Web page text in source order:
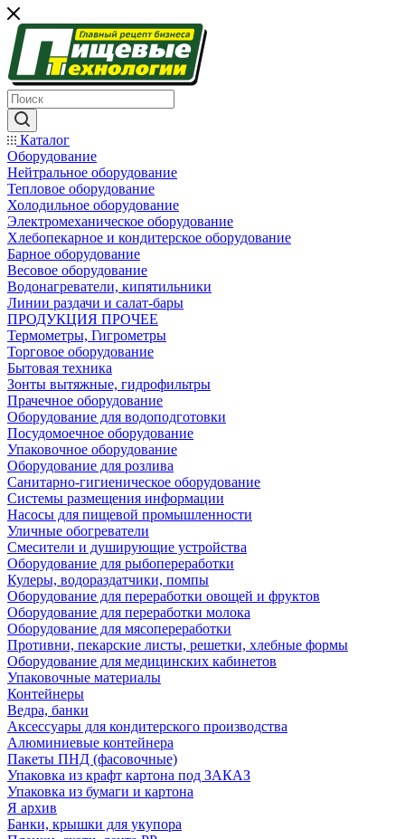
Каталог
Оборудование
Нейтральное оборудование
Тепловое оборудование
Холодильное оборудование
Электромеханическое оборудование
Хлебопекарное и кондитерское оборудование
Барное оборудование
Весовое оборудование
Водонагреватели, кипятильники
Линии раздачи и салат-бары
ПРОДУКЦИЯ ПРОЧЕЕ
Термометры, Гигрометры
Торговое оборудование
Бытовая техника
Зонты вытяжные, гидрофильтры
Прачечное оборудование
Оборудование для водоподготовки
Посудомоечное оборудование
Упаковочное оборудование
Оборудование для розлива
Санитарно-гигиеническое оборудование
Системы размещения информации
Насосы для пищевой промышленности
Уличные обогреватели
Смесители и душирующие устройства
Оборудование для рыбопереработки
Кулеры, водораздатчики, помпы
Оборудование для переработки овощей и фруктов
Оборудование для переработки молока
Оборудование для мясопереработки
Противни, пекарские листы, решетки, хлебные формы
Оборудование для медицинских кабинетов
Упаковочные материалы
Контейнеры
Ведра, банки
Аксессуары для кондитерского производства
Алюминиевые контейнера
Пакеты ПНД (фасовочные)
Упаковка из крафт картона под ЗАКАЗ
Упаковка из бумаги и картона
Я архив
Банки, крышки для укупора